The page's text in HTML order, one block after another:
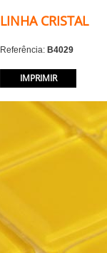
LINHA CRISTAL
Referência: B4029
IMPRIMIR